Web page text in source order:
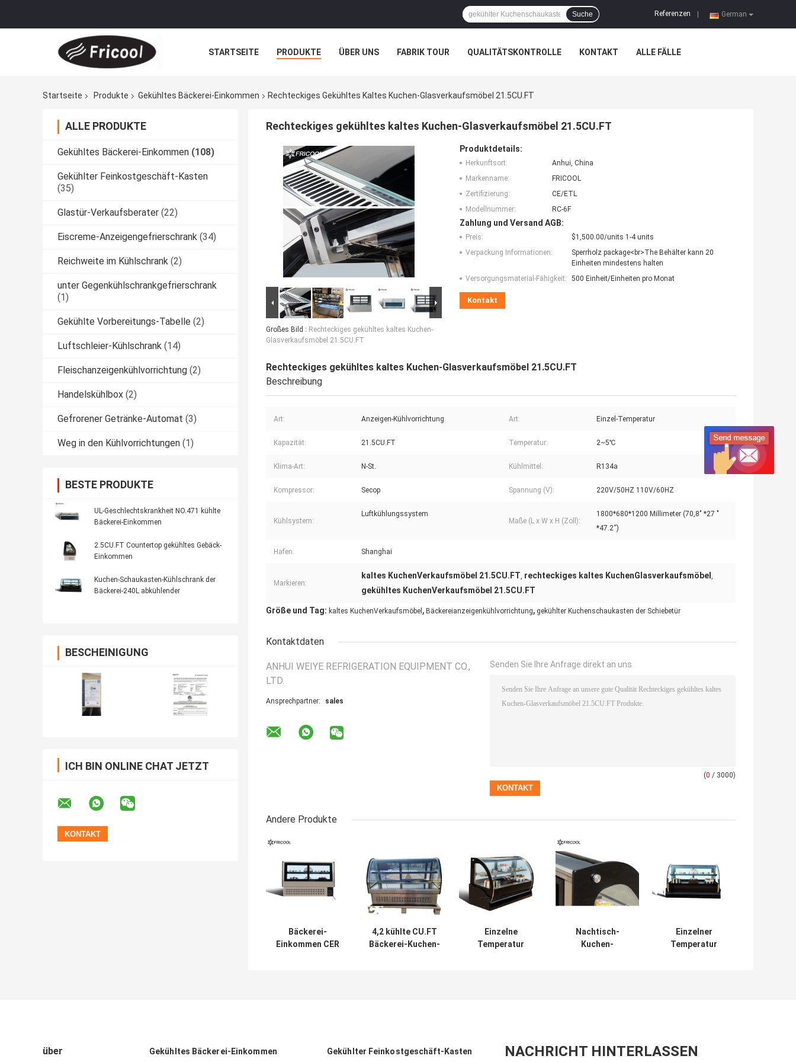
German
Referenzen
Suche
STARTSEITE PRODUKTE ÜBER UNS FABRIK TOUR QUALITÄTSKONTROLLE KONTAKT ALLE FÄLLE
Startseite Produkte Gekühltes Bäckerei-Einkommen Rechteckiges Gekühltes Kaltes Kuchen-Glasverkaufsmöbel 21.5CU.FT
ALLE PRODUKTE
Gekühltes Bäckerei-Einkommen (108)
Gekühlter Feinkostgeschäft-Kasten
(35)
Glastür-Verkaufsberater (22)
Eiscreme-Anzeigengefrierschrank (34)
Reichweite im Kühlschrank (2)
unter Gegenkühlschrankgefrierschrank
(1)
Gekühlte Vorbereitungs-Tabelle (2)
Luftschleier-Kühlschrank (14)
Fleischanzeigenkühlvorrichtung (2)
Handelskühlbox (2)
Gefrorener Getränke-Automat (3)
Weg in den Kühlvorrichtungen (1)
BESTE PRODUKTE
UL-Geschlechtskrankheit NO.471 kühlte
Bäckerei-Einkommen
2.5CU.FT Countertop gekühltes Gebäck-
Einkommen
Kuchen-Schaukasten-Kühlschrank der
Bäckerei-240L abkühlender
BESCHEINIGUNG
ICH BIN ONLINE CHAT JETZT
Rechteckiges gekühltes kaltes Kuchen-Glasverkaufsmöbel 21.5CU.FT
Großes Bild : Rechteckiges gekühltes kaltes Kuchen-
Glasverkaufsmöbel 21.5CU.FT
Produktdetails:
Herkunftsort:
Anhui, China
Markenname:
FRICOOL
Zertifizierung:
CE/ETL
Modellnummer:
RC-6F
Zahlung und Versand AGB:
Preis:
$1,500.00/units 1-4 units
Verpackung Informationen:
Sperrholz package<br>The Behälter kann 20
Einheiten mindestens halten
Versorgungsmaterial-Fähigkeit:
500 Einheit/Einheiten pro Monat
Kontakt
Rechteckiges gekühltes kaltes Kuchen-Glasverkaufsmöbel 21.5CU.FT
Beschreibung
Art: Anzeigen-Kühlvorrichtung Art: Einzel-Temperatur
Kapazität: 21.5CU.FT Temperatur: 2~5℃
Klima-Art: N-St. Kühlmittel: R134a
Kompressor: Secop Spannung (V): 220V/50HZ 110V/60HZ
Kühlsystem:
Luftkühlungssystem
Maße (L x W x H (Zoll):
1800*680*1200 Millimeter (70,8" *27 "
*47.2“)
Hafen: Shanghai
Markieren:
kaltes KuchenVerkaufsmöbel 21.5CU.FT, rechteckiges kaltes KuchenGlasverkaufsmöbel ,
gekühltes KuchenVerkaufsmöbel 21.5CU.FT
Größe und Tag: kaltes KuchenVerkaufsmöbel , Bäckereianzeigenkühlvorrichtung, gekühlter Kuchenschaukasten der Schiebetür
Kontaktdaten
ANHUI WEIYE REFRIGERATION EQUIPMENT CO.,
LTD.
Ansprechpartner: sales
Senden Sie Ihre Anfrage direkt an uns
(0 / 3000)
Andere Produkte
Bäckerei-
Einkommen CER
4,2 kühlte CU.FT
Bäckerei-Kuchen-
Einzelne
Temperatur
Nachtisch-
Kuchen-
Einzelner
Temperatur
über Gekühltes Bäckerei-Einkommen Gekühlter Feinkostgeschäft-Kasten NACHRICHT HINTERLASSEN